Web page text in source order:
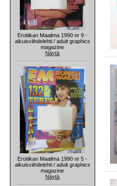
Erotiikan Maailma 1990 nr 9 -
aikuisviihdelehti / adult graphics
magazine
Näytä
Erotiikan Maailma 1990 nr 5 -
aikuisviihdelehti / adult graphics
magazine
Näytä